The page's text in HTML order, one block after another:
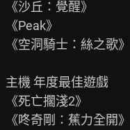
《沙丘：覺醒》
《Peak》
《空洞騎士：絲之歌》
主機 年度最佳遊戲
《死亡擱淺2》
《咚奇剛：蕉力全開》